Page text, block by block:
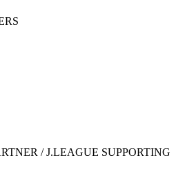
/ J.LEAGUE SUPPORTING